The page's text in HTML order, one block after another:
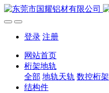
登录 注册
网站首页
桁架地轨
全部 地轨天轨 数控桁架
结构件